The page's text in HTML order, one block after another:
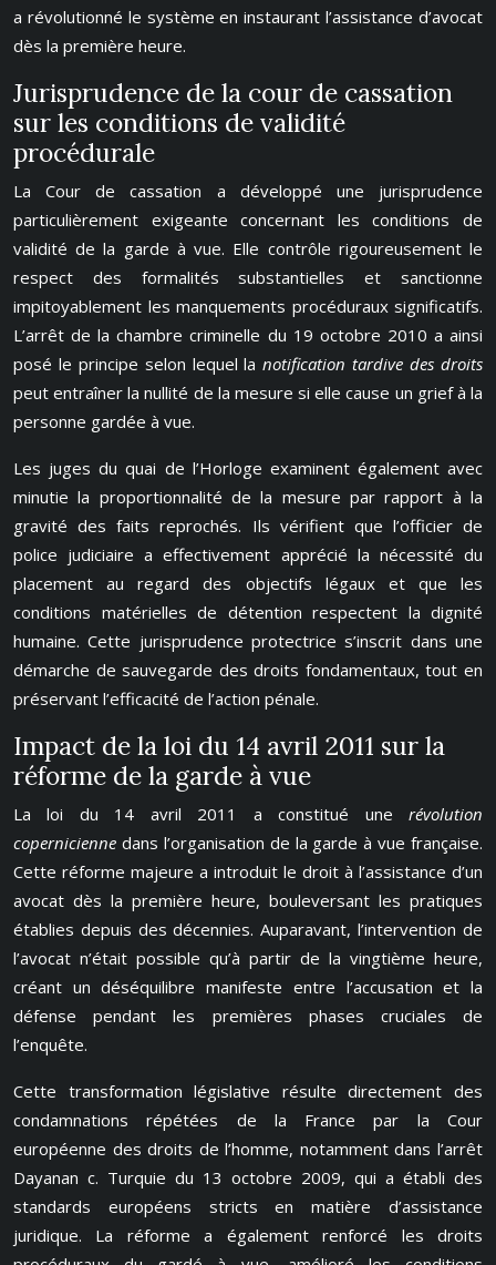
a révolutionné le système en instaurant l’assistance d’avocat
dès la première heure.
Jurisprudence de la cour de cassation
sur les conditions de validité
procédurale
La Cour de cassation a développé une jurisprudence
particulièrement exigeante concernant les conditions de
validité de la garde à vue. Elle contrôle rigoureusement le
respect des formalités substantielles et sanctionne
impitoyablement les manquements procéduraux significatifs.
L’arrêt de la chambre criminelle du 19 octobre 2010 a ainsi
posé le principe selon lequel lanotification tardive des droits
peut entraîner la nullité de la mesure si elle cause un grief à la
personne gardée à vue.
Les juges du quai de l’Horloge examinent également avec
minutie la proportionnalité de la mesure par rapport à la
gravité des faits reprochés. Ils vérifient que l’officier de
police judiciaire a effectivement apprécié la nécessité du
placement au regard des objectifs légaux et que les
conditions matérielles de détention respectent la dignité
humaine. Cette jurisprudence protectrice s’inscrit dans une
démarche de sauvegarde des droits fondamentaux, tout en
préservant l’efficacité de l’action pénale.
Impact de la loi du 14 avril 2011 sur la
réforme de la garde à vue
La loi du 14 avril 2011 a constitué une révolution
copernicienne dans l’organisation de la garde à vue française.
Cette réforme majeure a introduit le droit à l’assistance d’un
avocat dès la première heure, bouleversant les pratiques
établies depuis des décennies. Auparavant, l’intervention de
l’avocat n’était possible qu’à partir de la vingtième heure,
créant un déséquilibre manifeste entre l’accusation et la
défense pendant les premières phases cruciales de
l’enquête.
Cette transformation législative résulte directement des
condamnations répétées de la France par la Cour
européenne des droits de l’homme, notamment dans l’arrêt
Dayanan c. Turquie du 13 octobre 2009, qui a établi des
standards européens stricts en matière d’assistance
juridique. La réforme a également renforcé les droits